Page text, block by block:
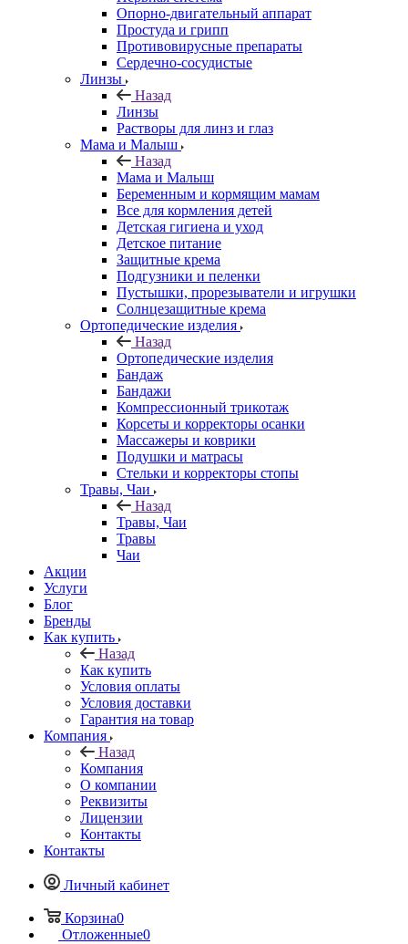
Опорно-двигательный аппарат
Простуда и грипп
Противовирусные препараты
Сердечно-сосудистые
Линзы
Назад
Линзы
Растворы для линз и глаз
Мама и Малыш
Назад
Мама и Малыш
Беременным и кормящим мамам
Все для кормления детей
Детская гигиена и уход
Детское питание
Защитные крема
Подгузники и пеленки
Пустышки, прорезыватели и игрушки
Солнцезащитные крема
Ортопедические изделия
Назад
Ортопедические изделия
Бандаж
Бандажи
Компрессионный трикотаж
Корсеты и корректоры осанки
Массажеры и коврики
Подушки и матрасы
Стельки и корректоры стопы
Травы, Чаи
Назад
Травы, Чаи
Травы
Чаи
Акции
Услуги
Блог
Бренды
Как купить
Назад
Как купить
Условия оплаты
Условия доставки
Гарантия на товар
Компания
Назад
Компания
О компании
Реквизиты
Лицензии
Контакты
Контакты
Личный кабинет
Корзина0
Отложенные0